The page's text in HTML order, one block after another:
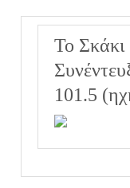
Το Σκάκι
101.5